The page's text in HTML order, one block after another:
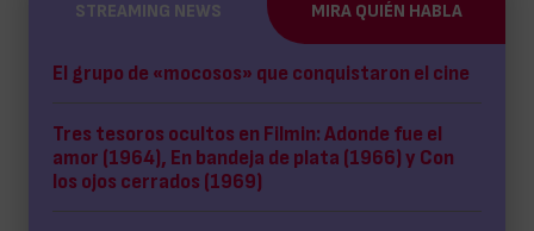
STREAMING NEWS MIRA QUIÉN HABLA
El grupo de «mocosos» que conquistaron el cine
Tres tesoros ocultos en Filmin: Adonde fue el
amor (1964), En bandeja de plata (1966) y Con
los ojos cerrados (1969)